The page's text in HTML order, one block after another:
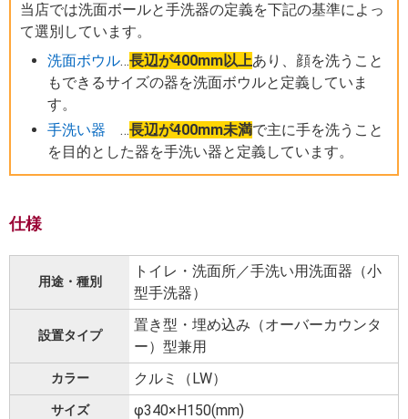
当店では洗面ボールと手洗器の定義を下記の基準によっ
て選別しています。
洗面ボウル…長辺が400mm以上あり、顔を洗うこと
もできるサイズの器を洗面ボウルと定義していま
す。
手洗い器 …長辺が400mm未満で主に手を洗うこと
を目的とした器を手洗い器と定義しています。
仕様
用途・種別
トイレ・洗面所／手洗い用洗面器（小
型手洗器）
設置タイプ
置き型・埋め込み（オーバーカウンタ
ー）型兼用
カラー クルミ（LW）
サイズ φ340×H150(mm)